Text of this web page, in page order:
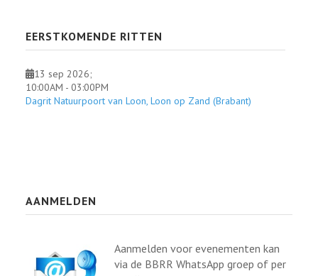
EERSTKOMENDE RITTEN
13 sep 2026;
10:00AM -03:00PM
Dagrit Natuurpoort van Loon, Loon op Zand (Brabant)
AANMELDEN
Aanmelden voor evenementen kan
via de BBRR WhatsApp groep of per